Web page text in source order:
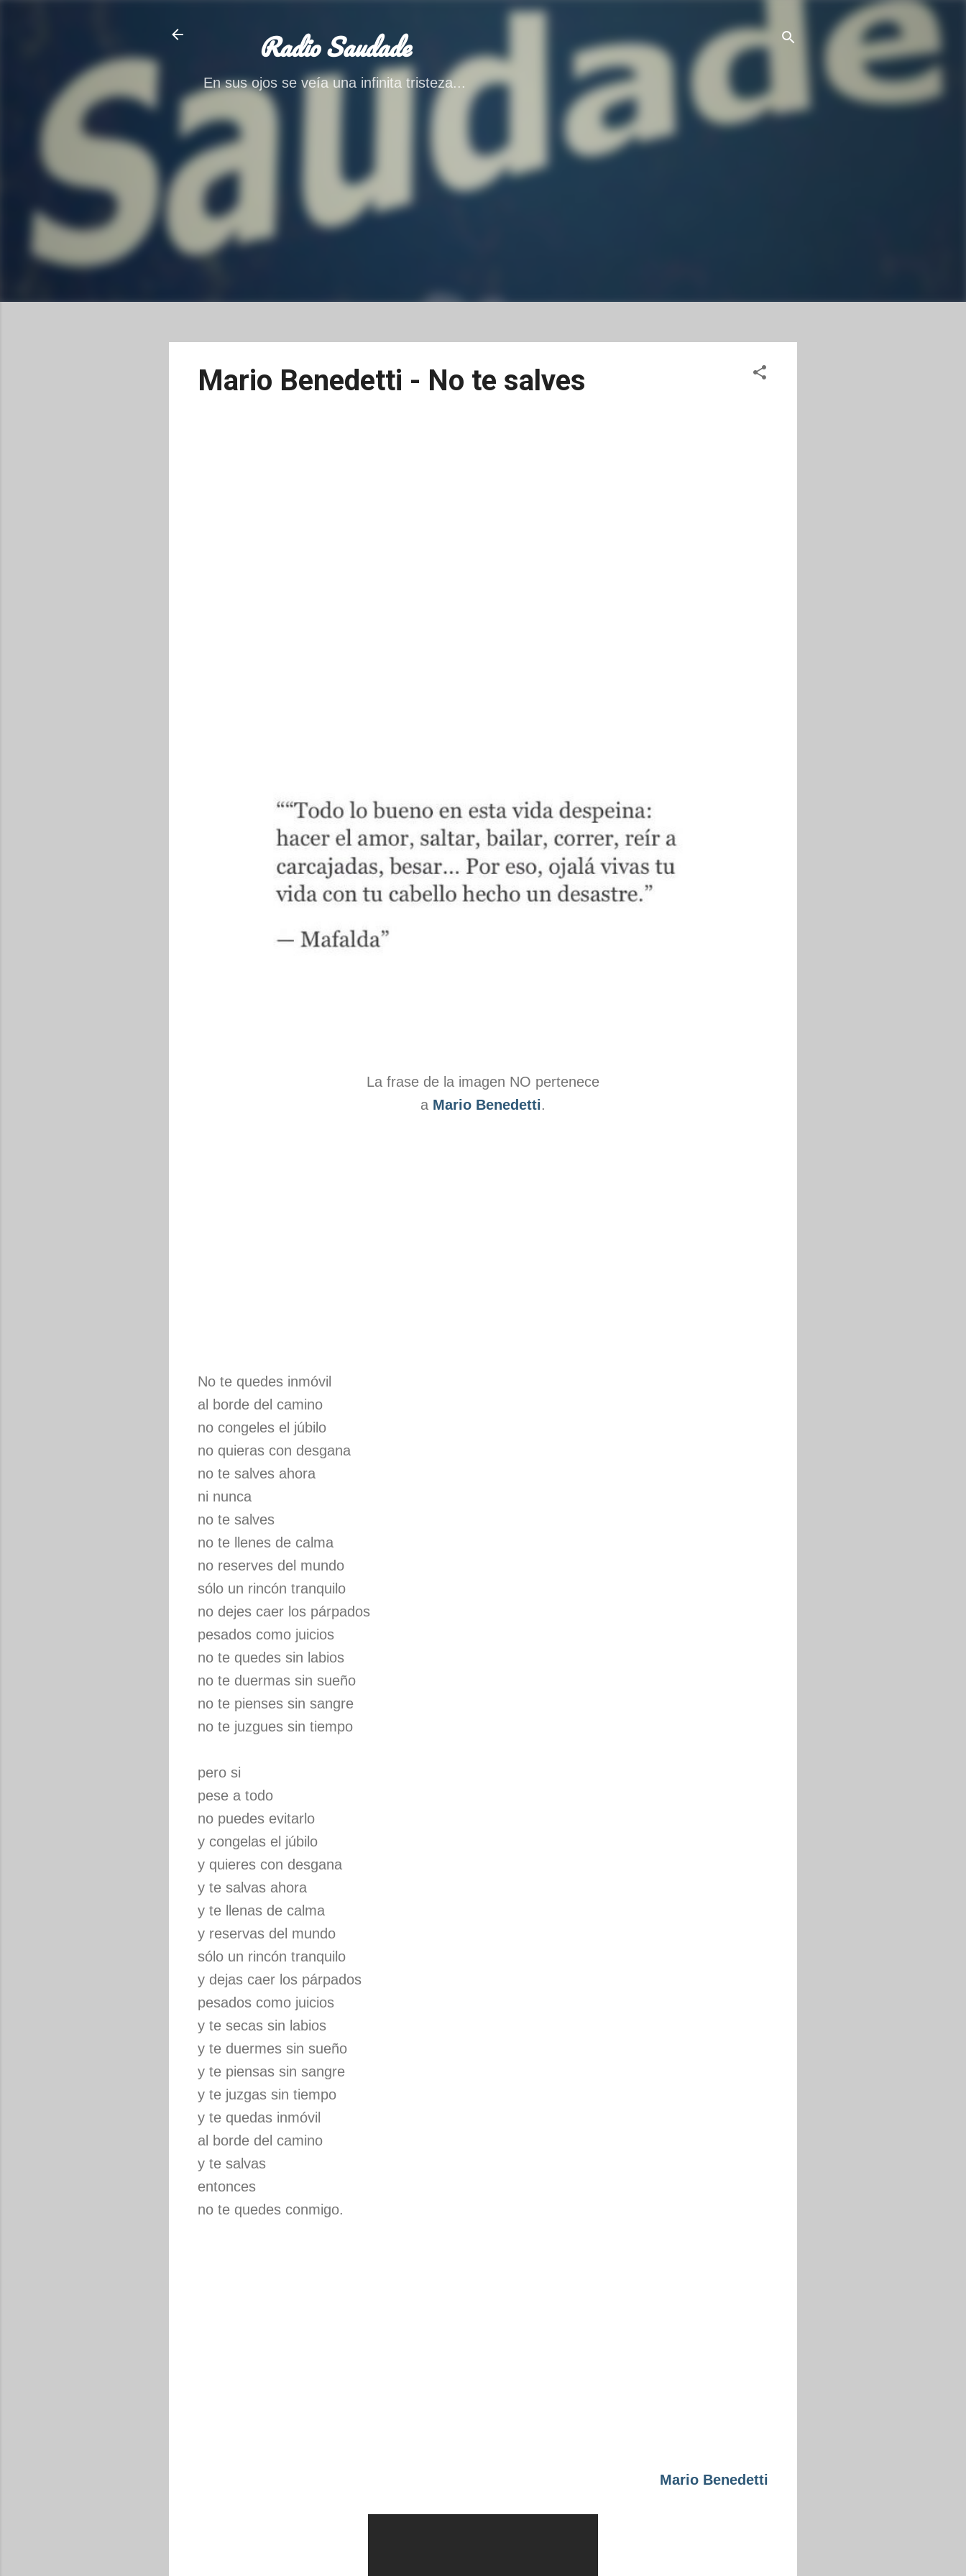
Ir al contenido principal
Radio Saudade
En sus ojos se veía una infinita tristeza...
Mario Benedetti - No te salves
La frase de la imagen NO pertenece
a Mario Benedetti.
No te quedes inmóvil
al borde del camino
no congeles el júbilo
no quieras con desgana
no te salves ahora
ni nunca
no te salves
no te llenes de calma
no reserves del mundo
sólo un rincón tranquilo
no dejes caer los párpados
pesados como juicios
no te quedes sin labios
no te duermas sin sueño
no te pienses sin sangre
no te juzgues sin tiempo
pero si
pese a todo
no puedes evitarlo
y congelas el júbilo
y quieres con desgana
y te salvas ahora
y te llenas de calma
y reservas del mundo
sólo un rincón tranquilo
y dejas caer los párpados
pesados como juicios
y te secas sin labios
y te duermes sin sueño
y te piensas sin sangre
y te juzgas sin tiempo
y te quedas inmóvil
al borde del camino
y te salvas
entonces
no te quedes conmigo.
Mario Benedetti